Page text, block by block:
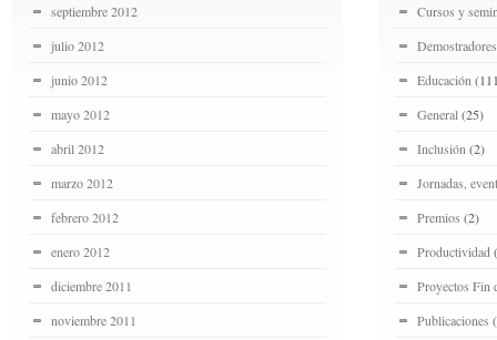
septiembre 2012
julio 2012
junio 2012
mayo 2012
abril 2012
marzo 2012
febrero 2012
enero 2012
diciembre 2011
noviembre 2011
Cursos y
Demostradores
Educación
General (25)
Inclusión (2)
Jornadas,
Premios (2)
Productividad
Proyectos Fin
Publicaciones